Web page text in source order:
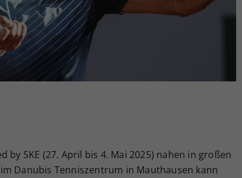
SKE (27. April bis 4. Mai 2025) nahen in großen
Danubis Tenniszentrum in Mauthausen kann
Ihrer vorgenommen Einstellungen, falls der
Webseiten-Betreiber dies eingestellt hat.